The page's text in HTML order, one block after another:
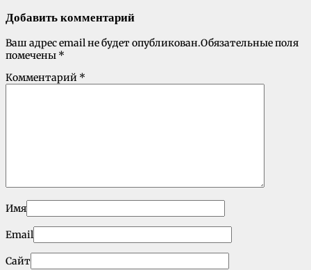
Добавить комментарий
Ваш адрес email не будет опубликован.Обязательные поля
помечены *
Комментарий *
Имя
Email
Сайт